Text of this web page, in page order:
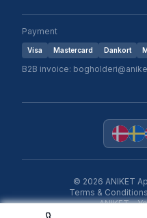
Payment
Visa Mastercard Dankort
B2B invoice:
© 2026 ANIKET
Terms & Conditions
ANIKET –
Aniket Label